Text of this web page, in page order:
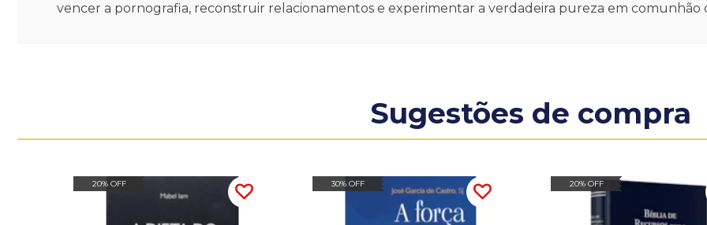
vencer a pornografia, reconstruir relacionamentos e experimentar a verdadeira pureza em comunhão
Sugestões de compra
20% OFF 30% OFF 20% OFF